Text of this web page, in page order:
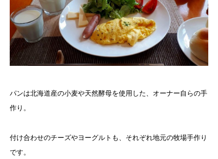
パンは北海道産の小麦や天然酵母を使用した、オーナー自らの手
作り。
付け合わせのチーズやヨーグルトも、それぞれ地元の牧場手作り
です。